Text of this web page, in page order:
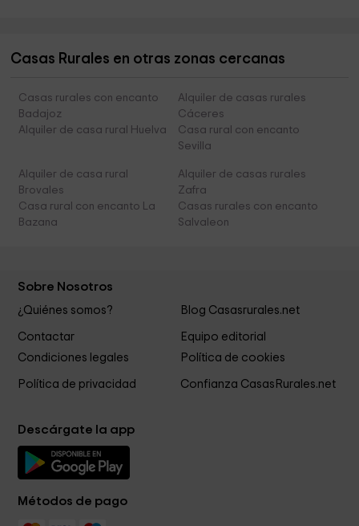
Casas Rurales en otras zonas cercanas
Casas rurales con encanto
Badajoz
Alquiler de casas rurales
Cáceres
Alquiler de casa rural Huelva
Casa rural con encanto
Sevilla
Alquiler de casa rural
Brovales
Alquiler de casas rurales
Zafra
Casa rural con encanto La
Bazana
Casas rurales con encanto
Salvaleon
Sobre Nosotros
¿Quiénes somos? Blog Casasrurales.net
Contactar
Equipo editorial
Condiciones legales
Política de cookies
Política de privacidad Confianza CasasRurales.net
Descárgate la app
Métodos de pago